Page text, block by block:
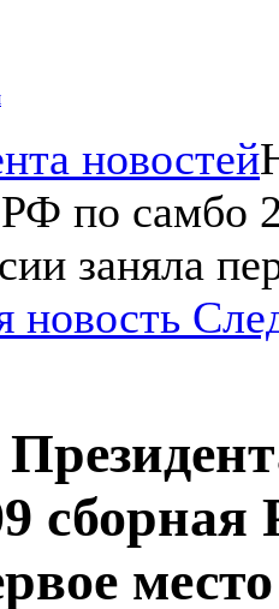
новостей
по самбо
заняла
новость
сборная
место